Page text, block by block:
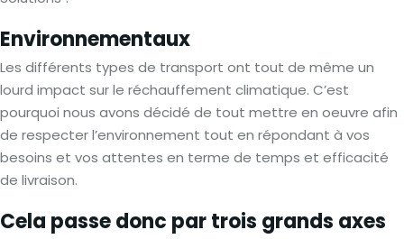
Environnementaux
Les différents types de transport ont tout de même un
lourd impact sur le réchauffement climatique. C’est
pourquoi nous avons décidé de tout mettre en oeuvre afin
de respecter l’environnement tout en répondant à vos
besoins et vos attentes en terme de temps et efficacité
de livraison.
Cela passe donc par trois grands axes